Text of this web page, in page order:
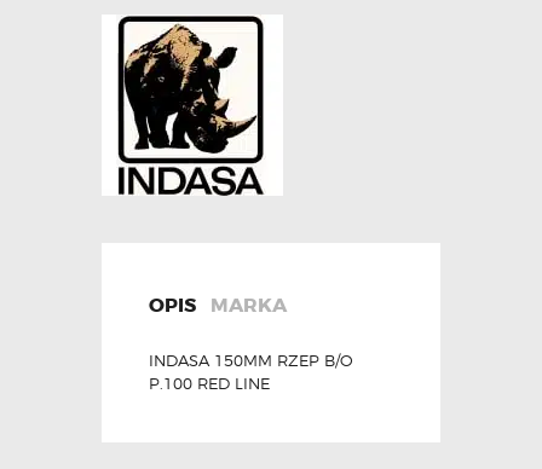
OPIS MARKA
INDASA 150MM RZEP B/O
P.100 RED LINE